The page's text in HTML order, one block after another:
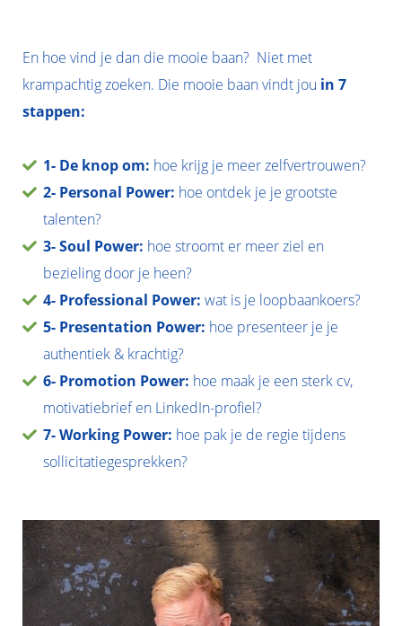
En hoe vind je dan die mooie baan? Niet met
krampachtig zoeken. Die mooie baan vindt jou in 7
stappen:
1- De knop om: hoe krijg je meer zelfvertrouwen?
2- Personal Power: hoe ontdek je je grootste
talenten?
3-Soul Power: hoe stroomt er meer ziel en
bezieling door je heen?
4- Professional Power:wat is je loopbaankoers?
5- Presentation Power: hoe presenteer je je
authentiek & krachtig?
6- Promotion Power: hoe maak je een sterk cv,
motivatiebrief en LinkedIn-profiel?
7-Working Power: hoe pak je de regie tijdens
sollicitatiegesprekken?